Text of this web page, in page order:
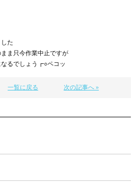
た
ま只今作業中止ですが
るでしょう┏○ペコッ
一覧に戻る 次の記事へ »